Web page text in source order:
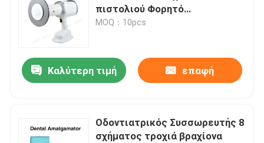
πιστολιού Φορητό
οδοντιατρικό μηχάνημα
MOQ：10pcs
Καλύτερη τιμή επαφή
Οδοντιατρικός Συσσωρευτής 8
σχήματος τροχιά βραχίονα